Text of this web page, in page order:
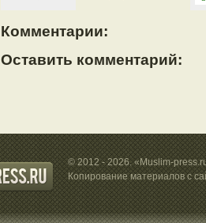
Комментарии:
Оставить комментарий:
© 2012 - 2026. «Muslim-
Копирование материалов с